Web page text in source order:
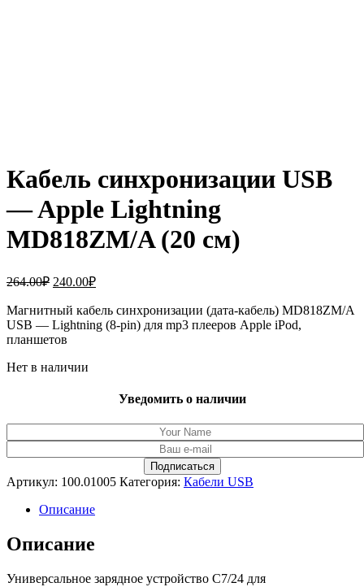
Кабель синхронизации USB
— Apple Lightning
MD818ZM/A (20 см)
264.00₽ Первоначальная
составляла
264.00₽.
240.00₽Текущая
240.00₽.
Магнитный кабель синхронизации (дата-кабель) MD818ZM/A
USB — Lightning (8-pin) для mp3 плееров Apple iPod,
планшетов
Нет в наличии
Уведомить о наличии
Артикул: 100.01005 Категория: Кабели USB
Описание
Описание
Универсальное зарядное устройство C7/24 для